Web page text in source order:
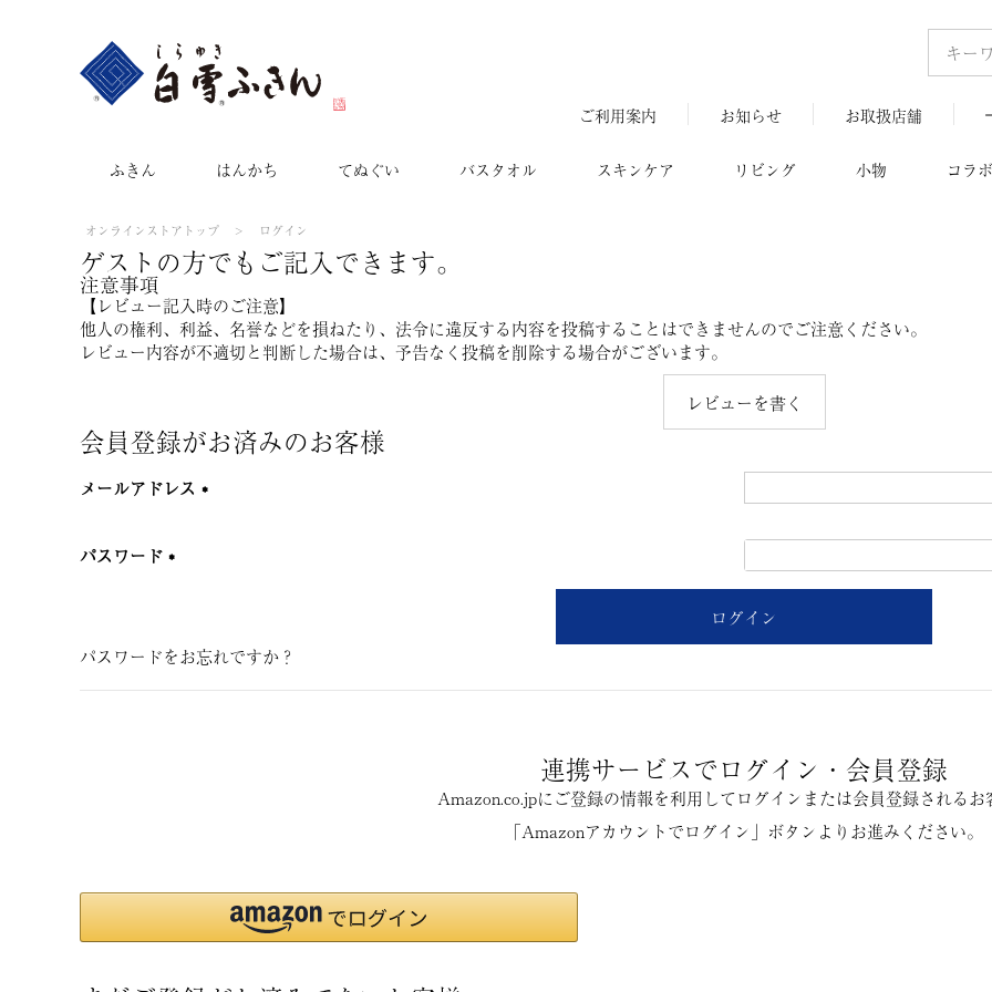
ご利用案内 お知らせ お取扱店舗
ふきん はんかち てぬぐい バスタオル スキンケア リビング 小物 コラ
オンラインストアトップ ログイン
ゲストの方でもご記入できます。
注意事項
【レビュー記入時のご注意】
他人の権利、利益、名誉などを損ねたり、法令に違反する内容を投稿することはできませんのでご注意ください。
レビュー内容が不適切と判断した場合は、予告なく投稿を削除する場合がございます。
レビューを書く
会員登録がお済みのお客様
メールアドレス
パスワード
ログイン
パスワードをお忘れですか？
連携サービスでログイン・会員登録
Amazon.co.jpにご登録の情報を利用してログインまたは会員登録されるお
「Amazonアカウントでログイン」ボタンよりお進みください。